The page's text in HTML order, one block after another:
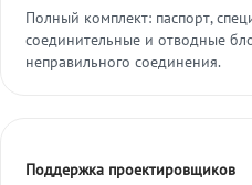
Полный комплект: паспорт,
соединительные и отводные
неправильного соединения.
Поддержка проектировщиков